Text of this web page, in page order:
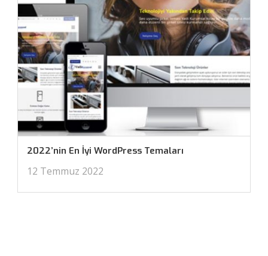
2022’nin En İyi WordPress Temaları
12 Temmuz 2022